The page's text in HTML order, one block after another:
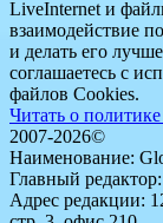
LiveInternet и
взаимодействие
и делать его
соглашаетесь с
файлов Cookies.
Читать о
2007-2026©
Наименование:
Главный
Адрес редакции: